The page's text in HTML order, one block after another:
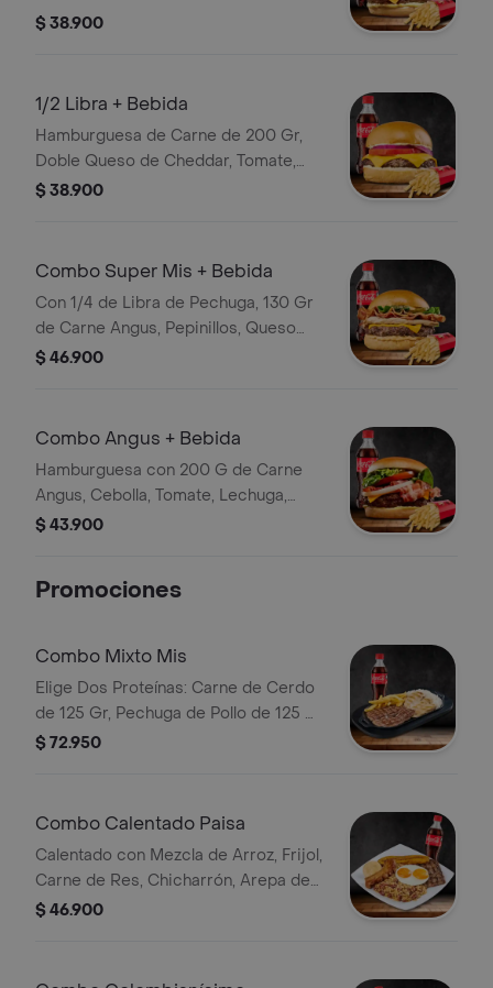
Mozzarella, Huevo Frito, Tocineta y
$ 38.900
1/2 Libra + Bebida
Hamburguesa de Carne de 200 Gr,
Doble Queso de Cheddar, Tomate,
Cebolla, Papas y Bebida
$ 38.900
Combo Super Mis + Bebida
Con 1/4 de Libra de Pechuga, 130 Gr
de Carne Angus, Pepinillos, Queso
Cheddar, Tocinera, Lechuga. con
$ 46.900
Combo Angus + Bebida
Hamburguesa con 200 G de Carne
Angus, Cebolla, Tomate, Lechuga,
Queso Cheddar, Tocineta, Salsas,
$ 43.900
Promociones
Combo Mixto Mis
Elige Dos Proteínas: Carne de Cerdo
de 125 Gr, Pechuga de Pollo de 125 Gr
o Carne de Res de 125 Gr,
$ 72.950
Combo Calentado Paisa
Calentado con Mezcla de Arroz, Frijol,
Carne de Res, Chicharrón, Arepa de
Pincho, Tajada de Plátano y Huevo
$ 46.900